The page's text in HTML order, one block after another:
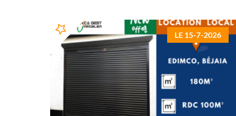
LE 15-7-2026